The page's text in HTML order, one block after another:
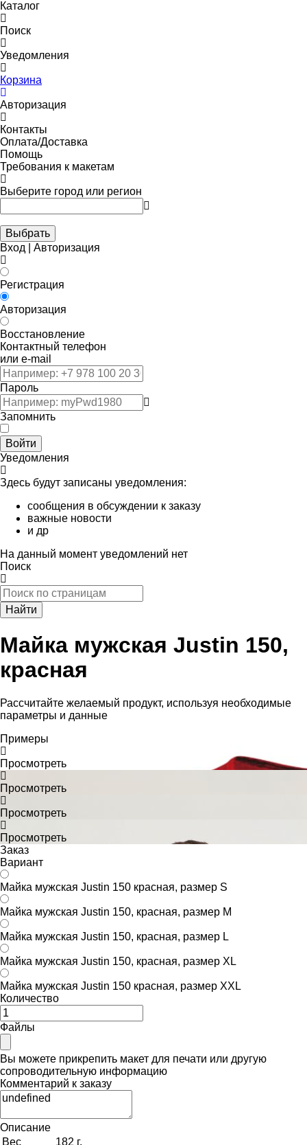
Каталог
Поиск
Уведомления
Корзина
Авторизация
Контакты
Оплата/Доставка
Помощь
Требования к макетам
Выберите город или регион
Выбрать
Вход | Авторизация
Регистрация
Авторизация
Восстановление
Контактный телефон
или e-mail
Пароль
Запомнить
Войти
Уведомления
Здесь будут записаны уведомления:
сообщения в обсуждении к заказу
важные новости
и др
На данный момент уведомлений нет
Поиск
Найти
Майка мужская Justin 150,
красная
Рассчитайте желаемый продукт, используя необходимые
параметры и данные
Примеры
Просмотреть
Просмотреть
Просмотреть
Просмотреть
Заказ
Вариант
Майка мужская Justin 150 красная, размер S
Майка мужская Justin 150, красная, размер M
Майка мужская Justin 150, красная, размер L
Майка мужская Justin 150, красная, размер XL
Майка мужская Justin 150 красная, размер XXL
Количество
Файлы
Вы можете прикрепить макет для печати или другую
сопроводительную информацию
Комментарий к заказу
Описание
Вес
182 г.